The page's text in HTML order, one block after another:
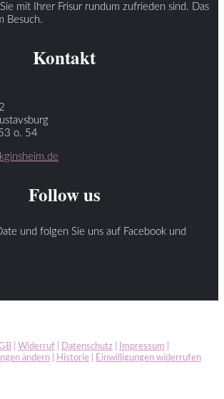
mit Ihrer Frisur rundum zufrieden sind. Das
Besuch.
Kontakt
o. 54
Follow us
und folgen Sie uns auf Facebook und
Widerruf Datenschutz Impressum
ändern
Historie Einwilligungen widerrufen